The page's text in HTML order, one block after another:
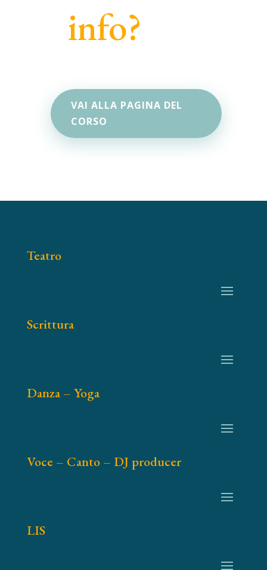
info?
VAI ALLA PAGINA DEL
CORSO
Teatro
Scrittura
Danza – Yoga
Voce – Canto – DJ producer
LIS